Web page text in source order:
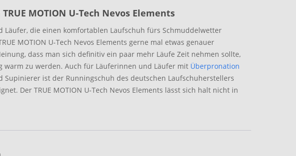
MOTION U-Tech Nevos Elements
Läufer, die einen komfortablen Laufschuh fürs Schmuddelwetter
MOTION U-Tech Nevos Elements gerne mal etwas genauer
dass man sich definitiv ein paar mehr Läufe Zeit nehmen sollte,
warm zu werden. Auch für Läuferinnen und Läufer mit Überpronation
Supinierer ist der Runningschuh des deutschen Laufschuherstellers
Der TRUE MOTION U-Tech Nevos Elements lässt sich halt nicht in